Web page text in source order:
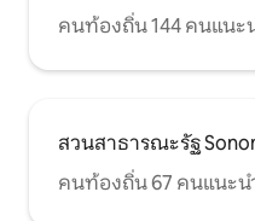
คนท้องถิ่น 144 คนแนะ
สวนสาธารณะรัฐ
คนท้องถิ่น 67 คนแนะน